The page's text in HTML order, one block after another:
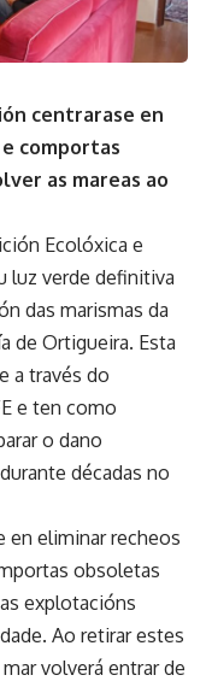
centrarase en
comportas
as mareas ao
Ecolóxica e
luz verde definitiva
das marismas da
de Ortigueira. Esta
a través do
e ten como
o dano
décadas no
en eliminar recheos
obsoletas
explotacións
Ao retirar estes
volverá entrar de